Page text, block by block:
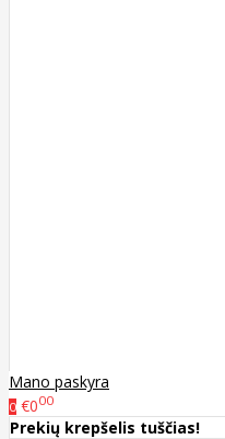
Mano paskyra
0 €000
Prekių krepšelis tuščias!